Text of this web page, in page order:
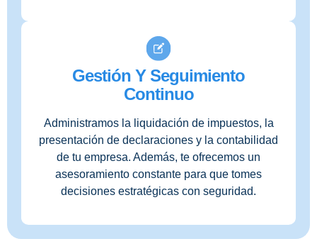
Gestión Y Seguimiento
Continuo
Administramos la liquidación de impuestos, la
presentación de declaraciones y la contabilidad
de tu empresa. Además, te ofrecemos un
asesoramiento constante para que tomes
decisiones estratégicas con seguridad.